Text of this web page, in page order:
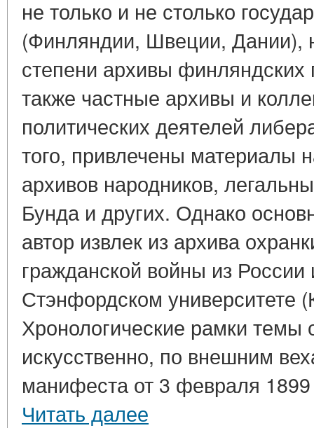
не только и не столько
(Финляндии, Швеции, Дании),
степени архивы финляндских
также частные архивы и
политических деятелей
того, привлечены материалы
архивов народников,
Бунда и других. Однако
автор извлек из архива
гражданской войны из
Стэнфордском университете
Хронологические рамки
искусственно, по внешним
манифеста от 3 февраля
Читать далее